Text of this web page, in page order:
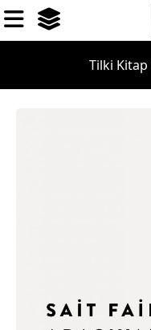
Tilki Kitap